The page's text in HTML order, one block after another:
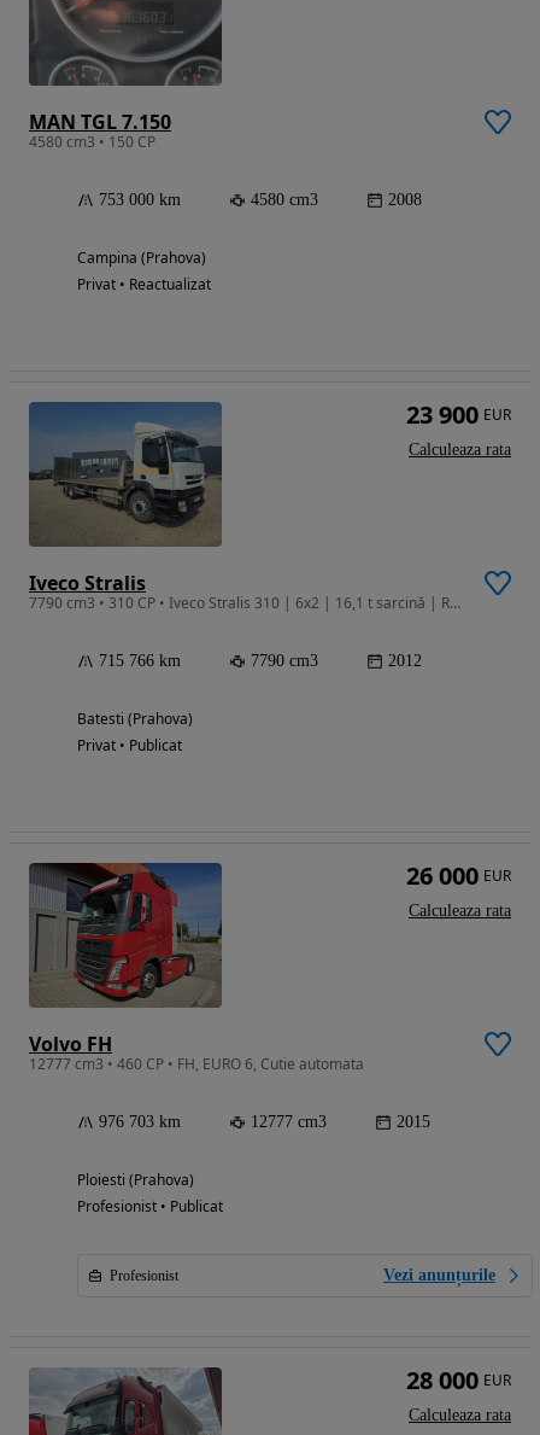
MAN TGL 7.150
4580 cm3 • 150 CP
753 000 km 4580 cm3 2008
Campina (Prahova)
Privat • Reactualizat
Iveco Stralis
7790 cm3 • 310 CP • Iveco Stralis 310 | 6x2 | 16,1 t sarcină | Rampă hidraulică
715 766 km 7790 cm3 2012
Batesti (Prahova)
Privat • Publicat
23 900 EUR
Calculeaza rata
Volvo FH
12777 cm3 • 460 CP • FH, EURO 6, Cutie automata
976 703 km 12777 cm3 2015
Ploiesti (Prahova)
Profesionist • Publicat
Profesionist Vezi anunțurile
26 000 EUR
Calculeaza rata
28 000 EUR
Calculeaza rata